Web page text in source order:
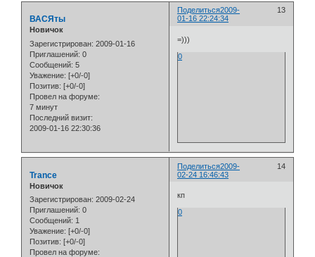
Поделиться 13
2009-
01-16 22:24:34
ВАСЯты
Новичок
Зарегистрирован: 2009-01-16
Приглашений: 0
Сообщений: 5
Уважение: [+0/-0]
Позитив: [+0/-0]
Провел на форуме:
7 минут
Последний визит:
2009-01-16 22:30:36
=)))
0
Поделиться 14
2009-
02-24 16:46:43
Trance
Новичок
Зарегистрирован: 2009-02-24
Приглашений: 0
Сообщений: 1
Уважение: [+0/-0]
Позитив: [+0/-0]
Провел на форуме:
кп
0